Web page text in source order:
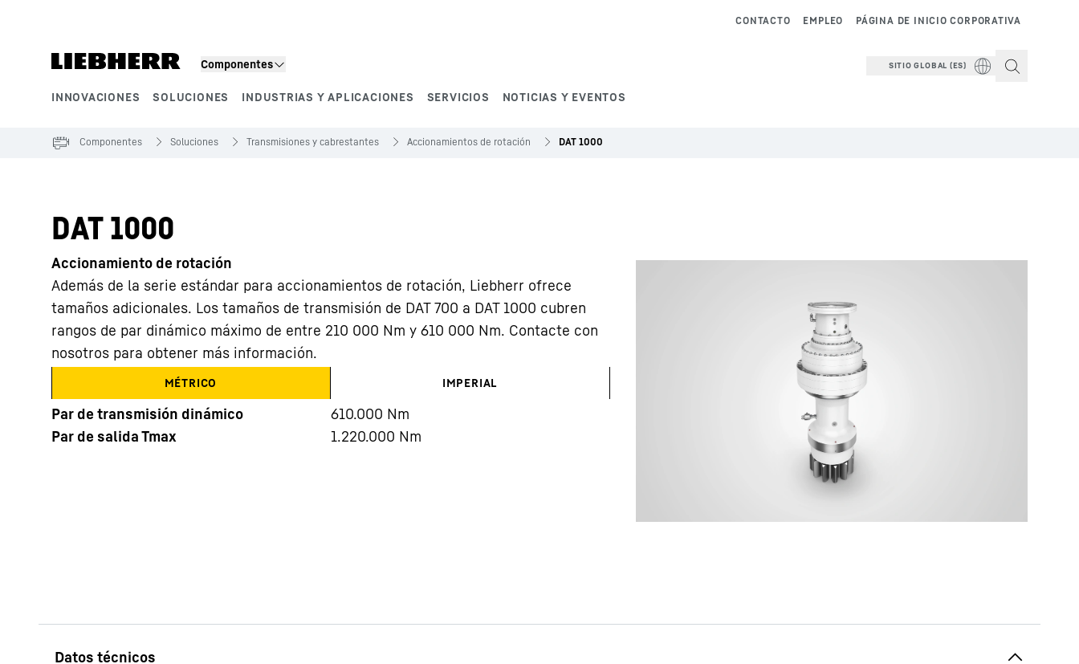
Componentes
INNOVACIONES SOLUCIONES INDUSTRIAS Y APLICACIONES SERVICIOS NOTICIAS Y EVENTOS
PÁGINA DE INICIO CORPORATIVA
EMPLEO
CONTACTO
SITIO GLOBAL (ES)
Componentes Soluciones Transmisiones y cabrestantes Accionamientos de rotación DAT 1000
DAT 1000
Accionamiento de rotación
Además de la serie estándar para accionamientos de rotación, Liebherr ofrece
tamaños adicionales. Los tamaños de transmisión de DAT 700 a DAT 1000 cubren
rangos de par dinámico máximo de entre 210 000 Nm y 610 000 Nm. Contacte con
nosotros para obtener más información.
MÉTRICO IMPERIAL
Par de transmisión dinámico 610.000 Nm
Par de salida Tmax
1.220.000 Nm